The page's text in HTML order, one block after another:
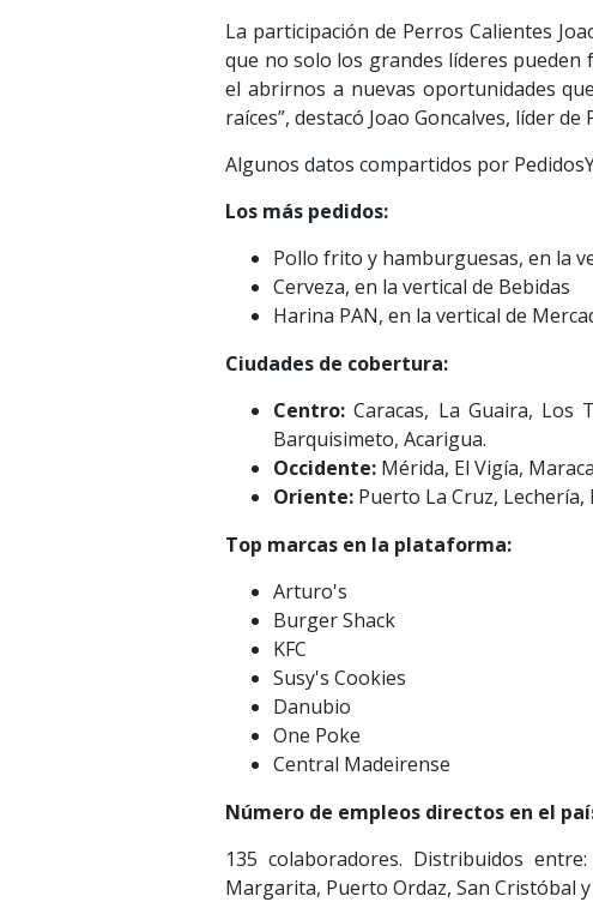
La participación de Perros Calientes
que no solo los grandes líderes
el abrirnos a nuevas oportunidades
raíces”, destacó Joao Goncalves, líder de
Algunos datos compartidos por
Los más pedidos:
Pollo frito y hamburguesas, en la
Cerveza, en la vertical de Bebidas
Harina PAN, en la vertical de
Ciudades de cobertura:
Centro: Caracas, La Guaira, Los
Barquisimeto, Acarigua.
Occidente: Mérida, El Vigía,
Oriente: Puerto La Cruz,
Top marcas en la plataforma:
Arturo's
Burger Shack
KFC
Susy's Cookies
Danubio
One Poke
Central Madeirense
Número de empleos directos en el
135 colaboradores. Distribuidos
Margarita, Puerto Ordaz, San Cristóbal